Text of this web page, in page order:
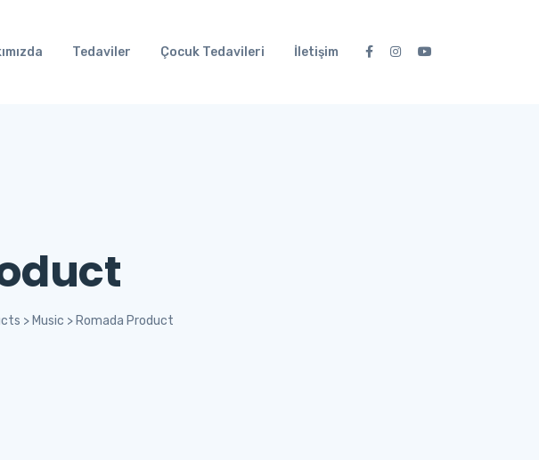
Tedaviler Çocuk Tedavileri İletişim
> Music > Romada Product